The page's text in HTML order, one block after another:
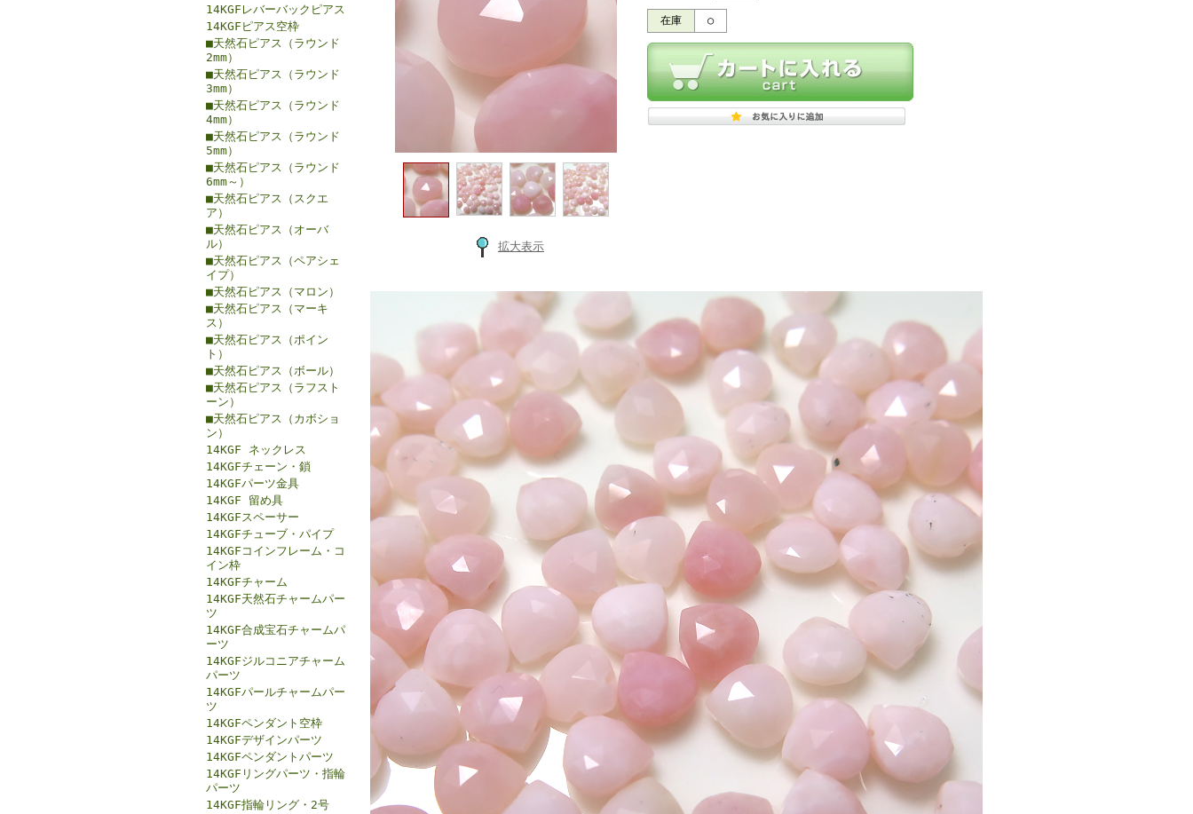
14KGFレバーバックピアス
14KGFピアス空枠
■天然石ピアス（ラウンド
2mm）
■天然石ピアス（ラウンド
3mm）
■天然石ピアス（ラウンド
4mm）
■天然石ピアス（ラウンド
5mm）
■天然石ピアス（ラウンド
6mm～）
■天然石ピアス（スクエ
ア）
■天然石ピアス（オーバ
ル）
■天然石ピアス（ペアシェ
イプ）
■天然石ピアス（マロン）
■天然石ピアス（マーキ
ス）
■天然石ピアス（ポイン
ト）
■天然石ピアス（ボール）
■天然石ピアス（ラフスト
ーン）
■天然石ピアス（カボショ
ン）
14KGF ネックレス
14KGFチェーン・鎖
14KGFパーツ金具
14KGF 留め具
14KGFスペーサー
14KGFチューブ・パイプ
14KGFコインフレーム・コ
イン枠
14KGFチャーム
14KGF天然石チャームパー
ツ
14KGF合成宝石チャームパ
ーツ
14KGFジルコニアチャーム
パーツ
14KGFパールチャームパー
ツ
14KGFペンダント空枠
14KGFデザインパーツ
14KGFペンダントパーツ
14KGFリングパーツ・指輪
パーツ
14KGF指輪リング・2号
拡大表示
在庫 ○